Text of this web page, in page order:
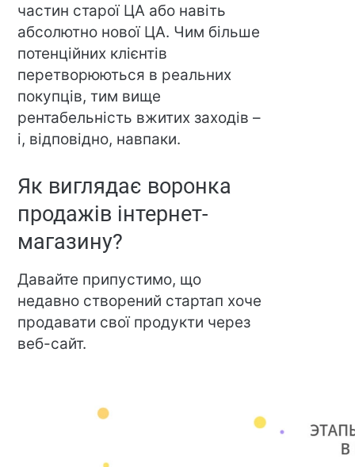
частин старої ЦА або навіть
абсолютно нової ЦА. Чим більше
потенційних клієнтів
перетворюються в реальних
покупців, тим вище
рентабельність вжитих заходів –
і, відповідно, навпаки.
Як виглядає воронка
продажів інтернет-
магазину?
Давайте припустимо, що
недавно створений стартап хоче
продавати свої продукти через
веб-сайт.